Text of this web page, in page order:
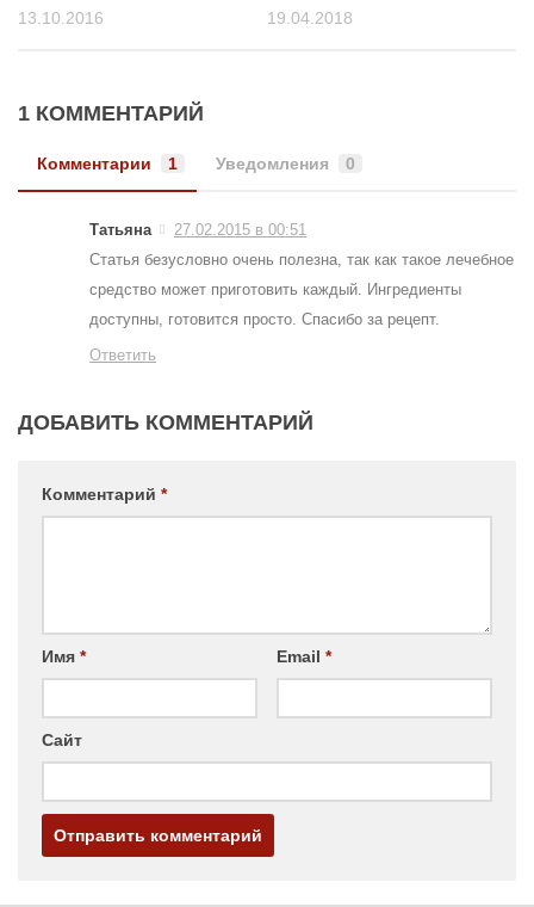
13.10.2016 19.04.2018
1 КОММЕНТАРИЙ
Комментарии 1 Уведомления 0
Татьяна
27.02.2015 в 00:51
Статья безусловно очень полезна, так как такое лечебное
средство может приготовить каждый. Ингредиенты
доступны, готовится просто. Спасибо за рецепт.
Ответить
ДОБАВИТЬ КОММЕНТАРИЙ
Комментарий *
Имя * Email *
Сайт